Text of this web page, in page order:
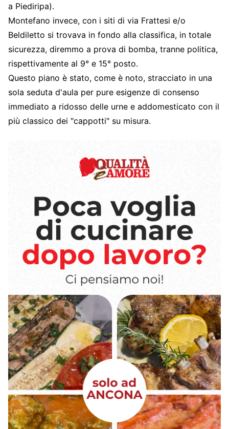
a Piediripa).
Montefano invece, con i siti di via Frattesi e/o
Beldiletto si trovava in fondo alla classifica, in totale
sicurezza, diremmo a prova di bomba, tranne politica,
rispettivamente al 9° e 15° posto.
Questo piano è stato, come è noto, stracciato in una
sola seduta d'aula per pure esigenze di consenso
immediato a ridosso delle urne e addomesticato con il
più classico dei "cappotti" su misura.